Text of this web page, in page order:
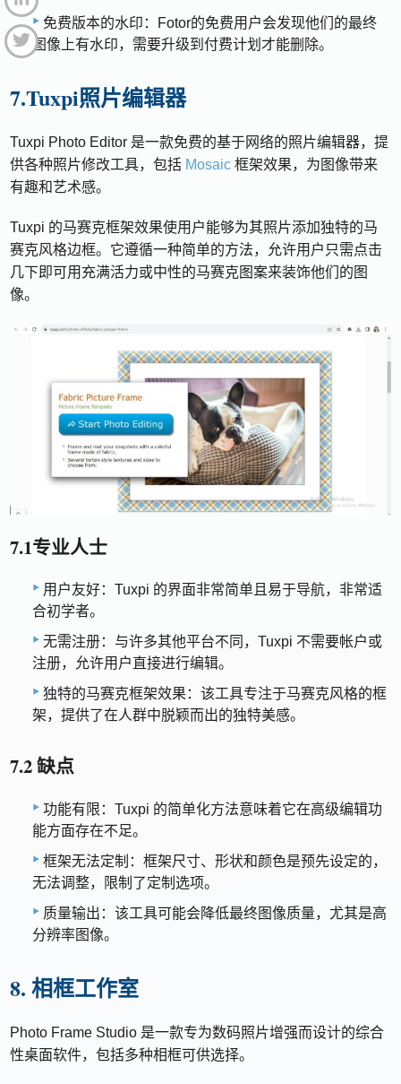
免费版本的水印：Fotor的免费用户会发现他们的最终
图像上有水印，需要升级到付费计划才能删除。
7.Tuxpi照片编辑器
Tuxpi Photo Editor 是一款免费的基于网络的照片编辑器，提
供各种照片修改工具，包括 Mosaic 框架效果，为图像带来
有趣和艺术感。
Tuxpi 的马赛克框架效果使用户能够为其照片添加独特的马
赛克风格边框。它遵循一种简单的方法，允许用户只需点击
几下即可用充满活力或中性的马赛克图案来装饰他们的图
像。
7.1专业人士
用户友好：Tuxpi 的界面非常简单且易于导航，非常适
合初学者。
无需注册：与许多其他平台不同，Tuxpi 不需要帐户或
注册，允许用户直接进行编辑。
独特的马赛克框架效果：该工具专注于马赛克风格的框
架，提供了在人群中脱颖而出的独特美感。
7.2 缺点
功能有限：Tuxpi 的简单化方法意味着它在高级编辑功
能方面存在不足。
框架无法定制：框架尺寸、形状和颜色是预先设定的，
无法调整，限制了定制选项。
质量输出：该工具可能会降低最终图像质量，尤其是高
分辨率图像。
8. 相框工作室
Photo Frame Studio 是一款专为数码照片增强而设计的综合
性桌面软件，包括多种相框可供选择。